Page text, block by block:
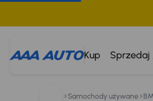
Kup Sprzedaj
Szukam:
Samochody używane